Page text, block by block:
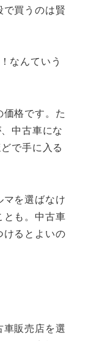
買うのは賢
なんていう
格です。た
中古車にな
で手に入る
マを選ばなけ
とも。中古車
けるとよいの
車販売店を選